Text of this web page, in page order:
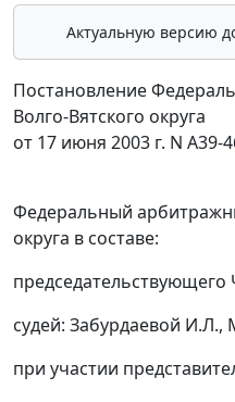
Актуальную версию
Постановление
Волго-Вятского округа
от 17 июня 2003 г. N А39-
Федеральный
округа в составе:
председательствующего
судей: Забурдаевой
при участии